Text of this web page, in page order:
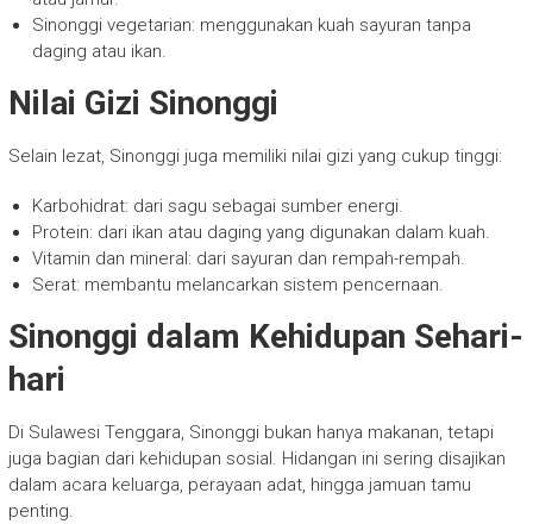
Sinonggi vegetarian: menggunakan kuah sayuran tanpa
daging atau ikan.
Nilai Gizi Sinonggi
Selain lezat, Sinonggi juga memiliki nilai gizi yang cukup tinggi:
Karbohidrat: dari sagu sebagai sumber energi.
Protein: dari ikan atau daging yang digunakan dalam kuah.
Vitamin dan mineral: dari sayuran dan rempah-rempah.
Serat: membantu melancarkan sistem pencernaan.
Sinonggi dalam Kehidupan Sehari-
hari
Di Sulawesi Tenggara, Sinonggi bukan hanya makanan, tetapi
juga bagian dari kehidupan sosial. Hidangan ini sering disajikan
dalam acara keluarga, perayaan adat, hingga jamuan tamu
penting.